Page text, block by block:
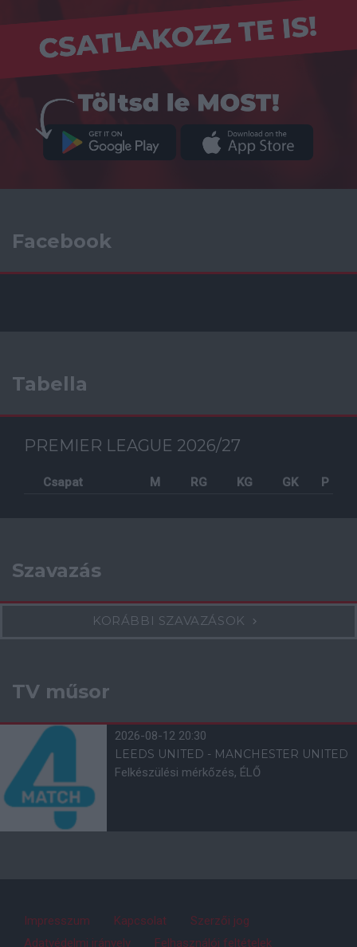
Facebook
Tabella
PREMIER LEAGUE 2026/27
Csapat M RG KG GK P
Szavazás
KORÁBBI SZAVAZÁSOK
TV műsor
2026-08-12 20:30
LEEDS UNITED - MANCHESTER UNITED
Felkészülési mérkőzés, ÉLŐ
Impresszum Kapcsolat
Szerzői jog
Adatvédelmi irányelv
Felhasználói feltételek